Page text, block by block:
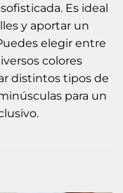
Es ideal
y aportar un
elegir entre
colores
distintos tipos de
para un